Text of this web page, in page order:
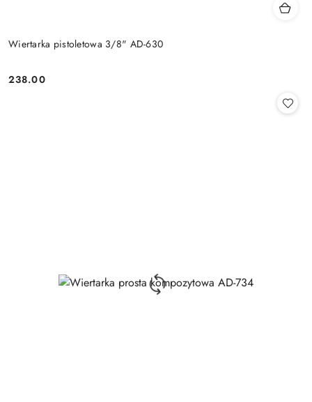
Wiertarka pistoletowa 3/8" AD-630
Cena:
238.00